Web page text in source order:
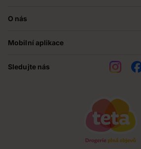
Prodejny
Obchodní podmínky
O nás
Teta pomáhá
Mobilní aplikace
Sledujte nás